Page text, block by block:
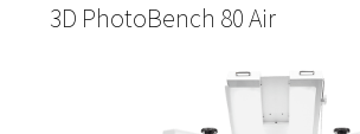
3D PhotoBench 80 Air